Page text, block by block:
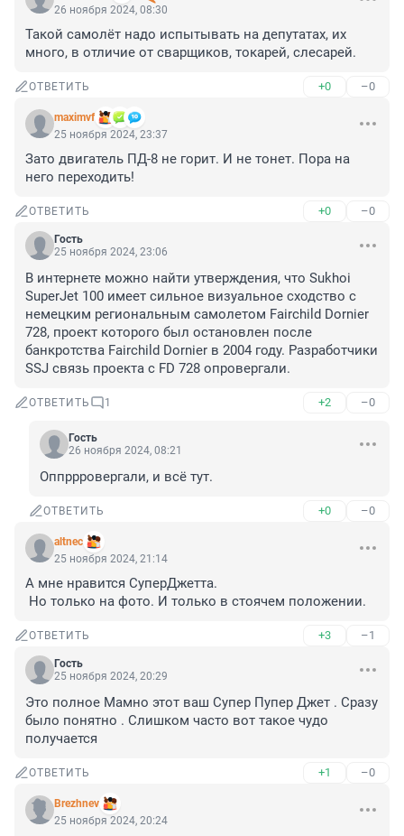
26 ноября 2024, 08:30
Такой самолёт надо испытывать на депутатах, их
много, в отличие от сварщиков, токарей, слесарей.
ОТВЕТИТЬ +0 –0
maximvf
25 ноября 2024, 23:37
Зато двигатель ПД-8 не горит. И не тонет. Пора на
него переходить!
ОТВЕТИТЬ +0 –0
Гость
25 ноября 2024, 23:06
В интернете можно найти утверждения, что Sukhoi
SuperJet 100 имеет сильное визуальное сходство с
немецким региональным самолетом Fairchild Dornier
728, проект которого был остановлен после
банкротства Fairchild Dornier в 2004 году. Разработчики
SSJ связь проекта с FD 728 опровергали.
ОТВЕТИТЬ 1 +2 –0
Гость
26 ноября 2024, 08:21
Оппррровергали, и всё тут.
ОТВЕТИТЬ +0 –0
altnec
25 ноября 2024, 21:14
А мне нравится СуперДжетта.
Но только на фото. И только в стоячем положении.
ОТВЕТИТЬ +3 –1
Гость
25 ноября 2024, 20:29
Это полное Мамно этот ваш Супер Пупер Джет . Сразу
было понятно . Слишком часто вот такое чудо
получается
ОТВЕТИТЬ +1 –0
Brezhnev
25 ноября 2024, 20:24